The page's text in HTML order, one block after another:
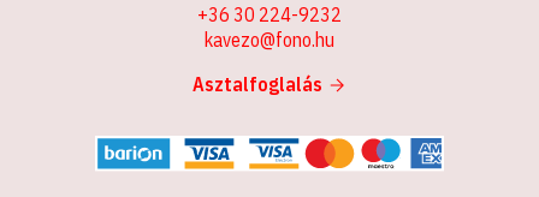
+36 30 224-9232
kavezo@fono.hu
Asztalfoglalás